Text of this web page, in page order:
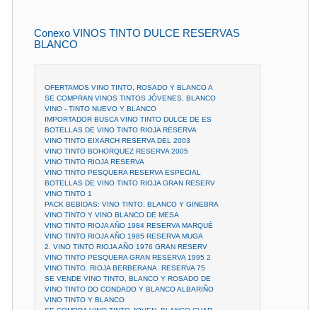
Conexo VINOS TINTO DULCE RESERVAS
BLANCO
OFERTAMOS VINO TINTO, ROSADO Y BLANCO A
SE COMPRAN VINOS TINTOS JÓVENES, BLANCO
VINO - TINTO NUEVO Y BLANCO
IMPORTADOR BUSCA VINO TINTO DULCE DE ES
BOTELLAS DE VINO TINTO RIOJA RESERVA
VINO TINTO EIXARCH RESERVA DEL 2003
VINO TINTO BOHORQUEZ RESERVA 2005
VINO TINTO RIOJA RESERVA
VINO TINTO PESQUERA RESERVA ESPECIAL
BOTELLAS DE VINO TINTO RIOJA GRAN RESERV
VINO TINTO 1
PACK BEBIDAS: VINO TINTO, BLANCO Y GINEBRA
VINO TINTO Y VINO BLANCO DE MESA
VINO TINTO RIOJA AÑO 1984 RESERVA MARQUÉ
VINO TINTO RIOJA AÑO 1985 RESERVA MUGA
2. VINO TINTO RIOJA AÑO 1976 GRAN RESERV
VINO TINTO PESQUERA GRAN RESERVA 1995 2
VINO TINTO. RIOJA BERBERANA. RESERVA 75
SE VENDE VINO TINTO, BLANCO Y ROSADO DE
VINO TINTO DO CONDADO Y BLANCO ALBARIÑO
VINO TINTO Y BLANCO